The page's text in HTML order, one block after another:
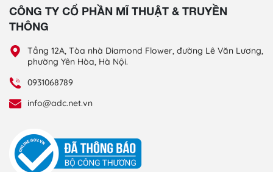
CÔNG TY CỔ PHẦN MĨ THUẬT & TRUYỀN
THÔNG
Tầng 12A, Tòa nhà Diamond Flower, đường Lê Văn Lương,
phường Yên Hòa, Hà Nội.
0931068789
info@adc.net.vn